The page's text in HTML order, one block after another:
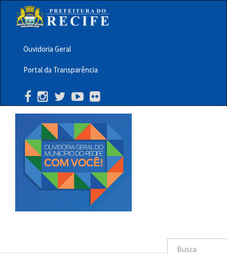
principalMenu
Barra
Topo
PCR
Ouvidoria Geral
Portal da Transparência